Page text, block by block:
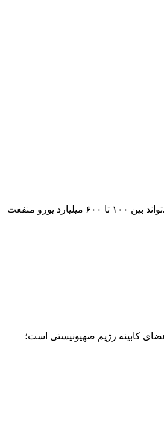
نتایج یک پژوهش بین‌المللی جدید نشان می‌دهد که سرعت بخشیدن به گذار اتحادیه اروپا به انرژی‌های تجدیدپذیر نه تنها امنیت انرژی این منطقه را تقویت می‌کند، بلکه می‌تواند بین ۱۰۰ تا ۶۰۰ میلیارد یورو منفعت
کابینه رژیم صهیونیستی است؛